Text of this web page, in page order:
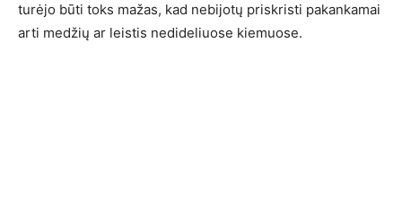
turėjo būti toks mažas, kad nebijotų priskristi pakankamai
arti medžių ar leistis nedideliuose kiemuose.